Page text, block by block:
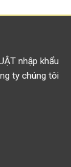
nhập khẩu
ty chúng tôi